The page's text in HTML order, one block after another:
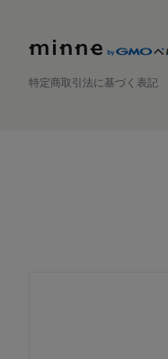
特定商取引法に基づく表記